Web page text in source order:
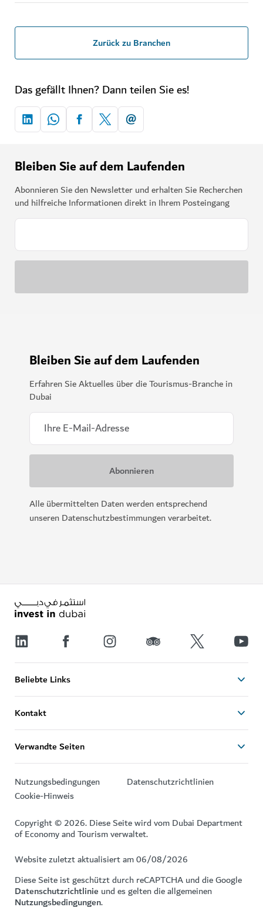
Zurück zu Branchen
Das gefällt Ihnen? Dann teilen Sie es!
Bleiben Sie auf dem Laufenden
Abonnieren Sie den Newsletter und erhalten Sie Recherchen
und hilfreiche Informationen direkt in Ihrem Posteingang
Bleiben Sie auf dem Laufenden
Erfahren Sie Aktuelles über die Tourismus-Branche in
Dubai
Alle übermittelten Daten werden entsprechend
unseren Datenschutzbestimmungen verarbeitet.
Beliebte Links
Kontakt
Verwandte Seiten
Nutzungsbedingungen
Datenschutzrichtlinien
Cookie-Hinweis
Copyright © 2026. Diese Seite wird vom Dubai Department
of Economy and Tourism verwaltet.
Website zuletzt aktualisiert am 06/08/2026
Diese Seite ist geschützt durch reCAPTCHA und die Google
Datenschutzrichtlinie und es gelten die allgemeinen
Nutzungsbedingungen.